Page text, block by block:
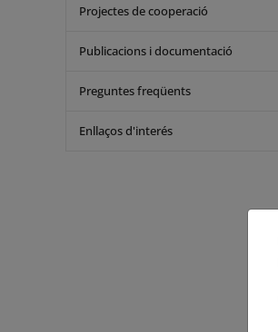
Projectes de cooperació
Publicacions i documentació
Preguntes freqüents
Enllaços d'interés